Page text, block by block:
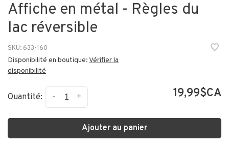
Affiche en métal - Règles du
lac réversible
SKU: 633-160
Disponibilité en boutique:Vérifier la
disponibilité
Quantité: +
- 19,99$CA
Ajouter au panier